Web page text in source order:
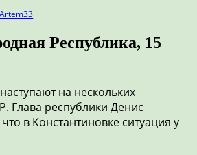
Artem33
Республика, 15
на нескольких
Глава республики Денис
в Константиновке ситуация у